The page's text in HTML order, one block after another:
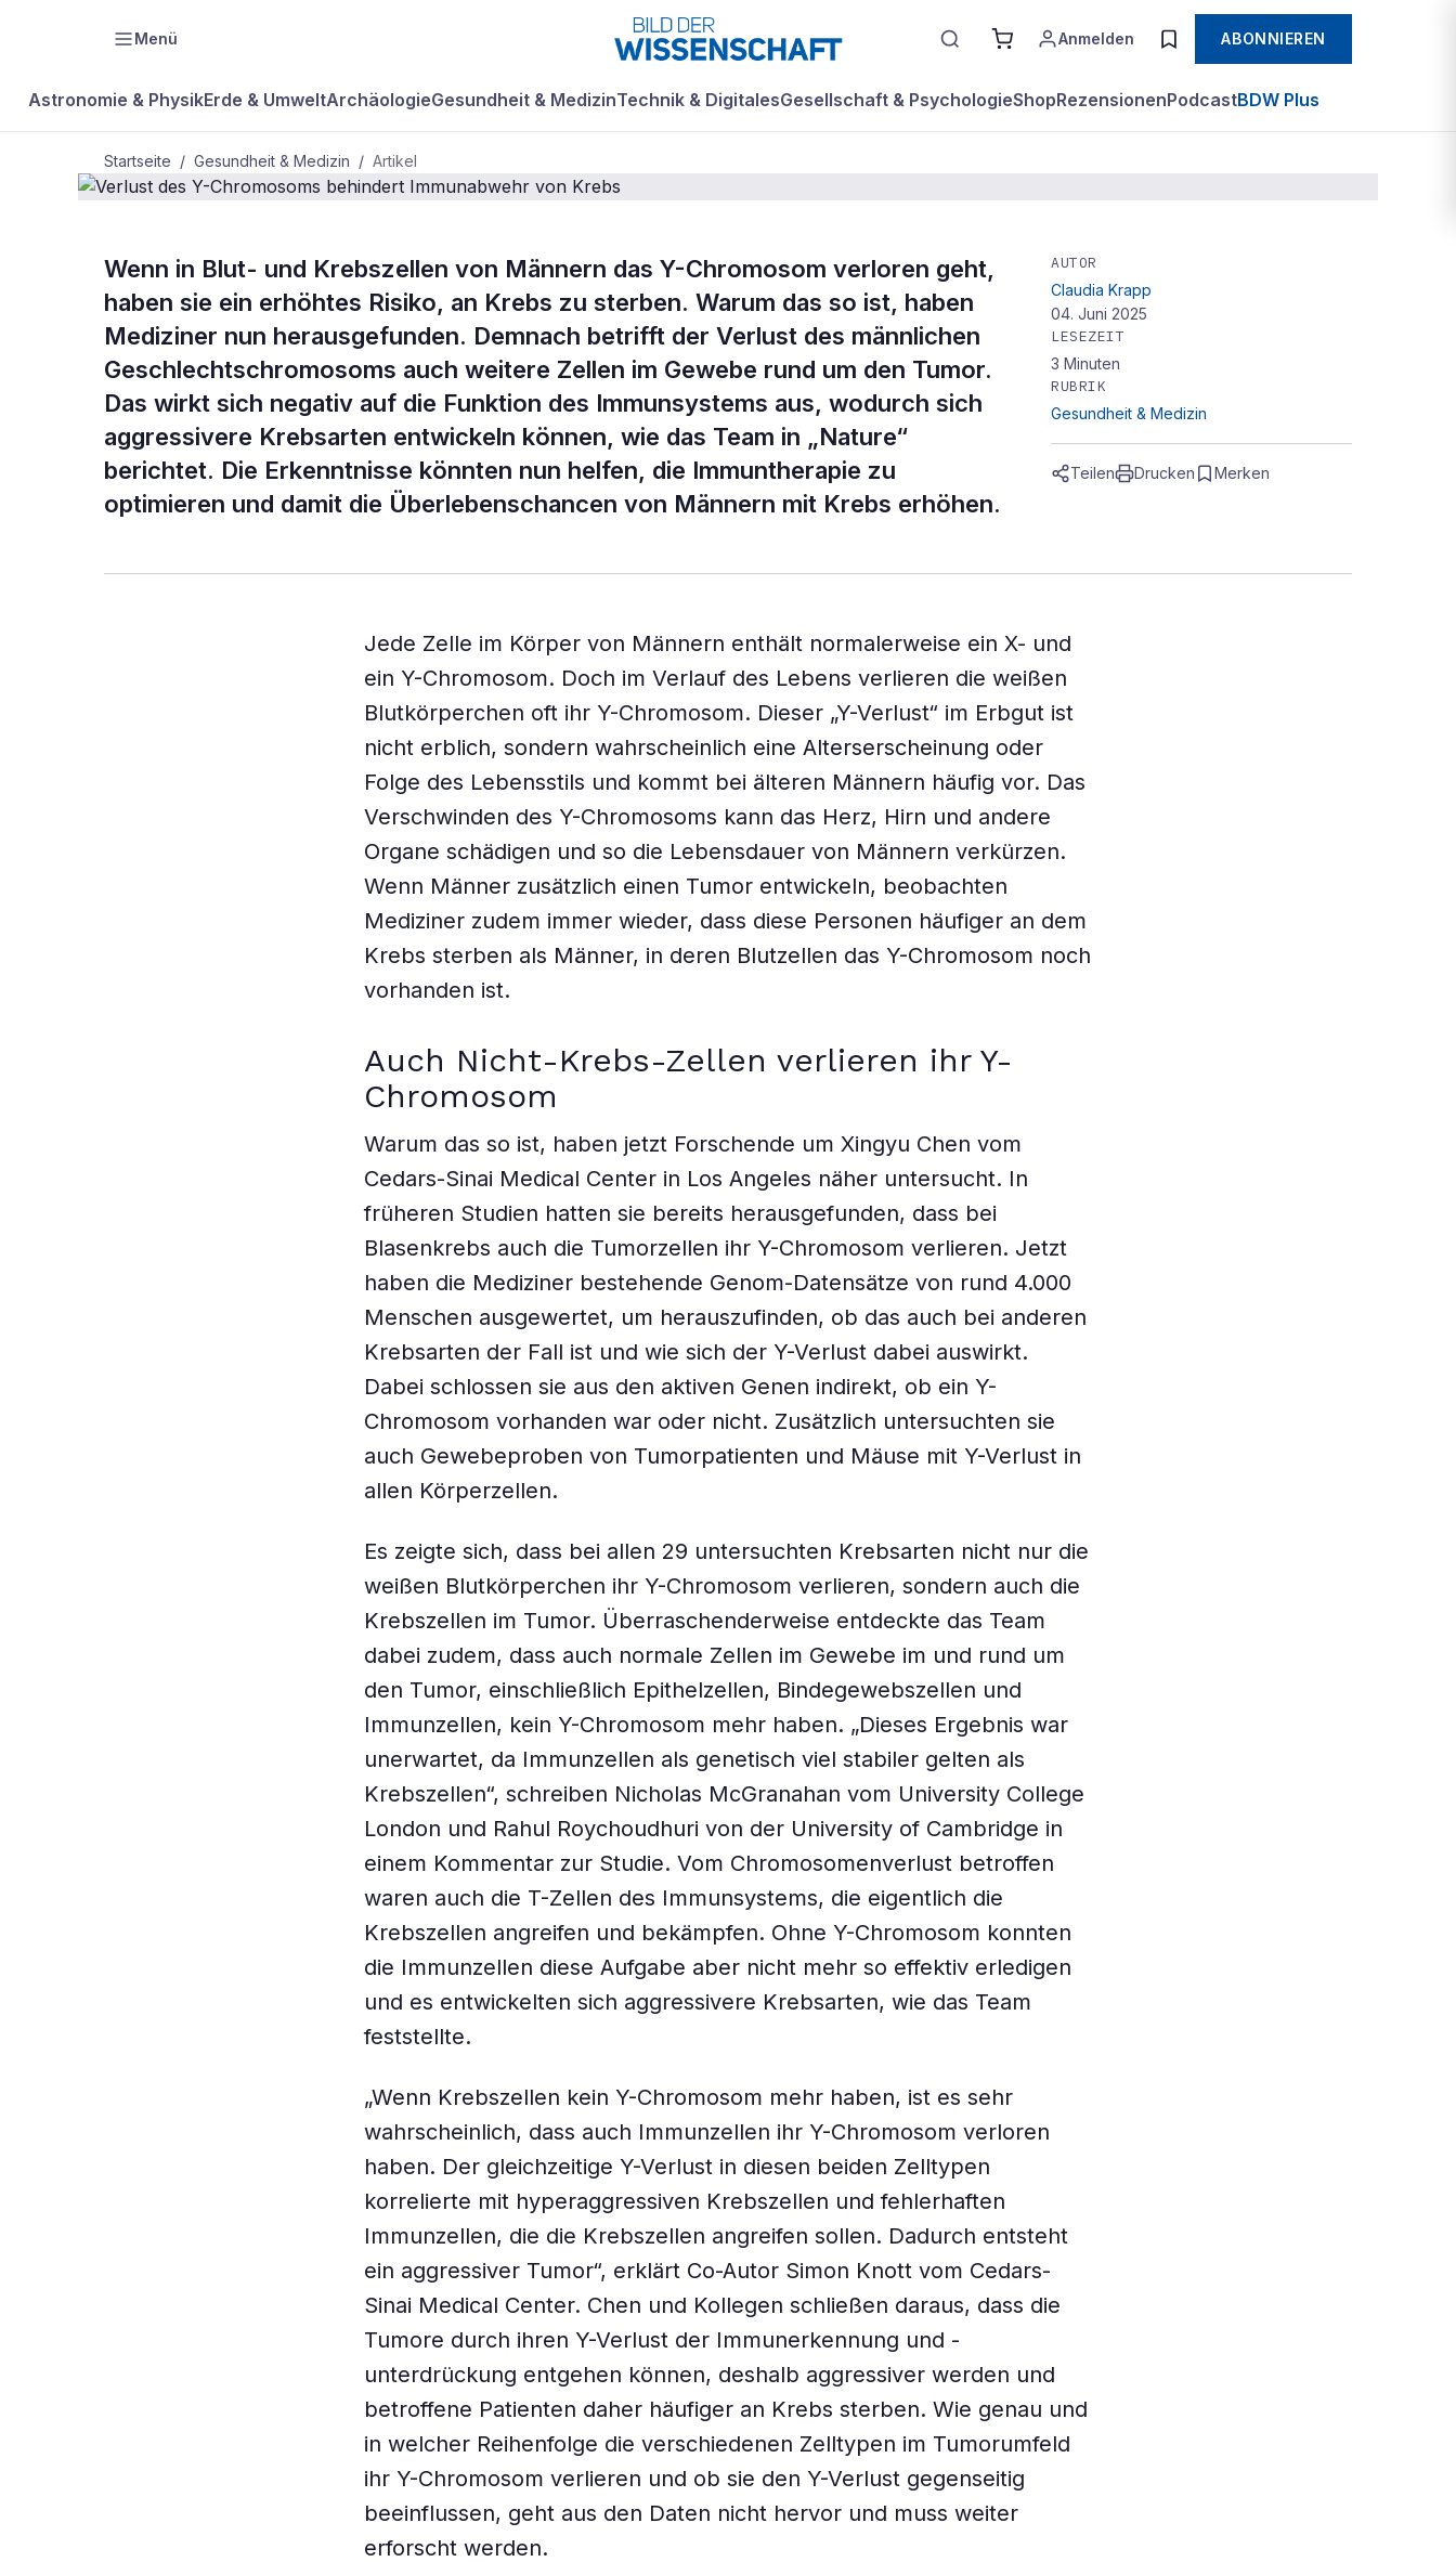
Menü Anmelden ABONNIEREN
Astronomie & PhysikErde & UmweltArchäologieGesundheit & MedizinTechnik & DigitalesGesellschaft & PsychologieShopRezensionenPodcastBDW Plus
Startseite / Gesundheit & Medizin / Artikel
GESUNDHEIT & MEDIZIN
Verlust des Y-Chromosoms
behindert Immunabwehr von
Krebs
Wenn in Blut- und Krebszellen von Männern das Y-Chromosom verloren geht,
haben sie ein erhöhtes Risiko, an Krebs zu sterben. Warum das so ist, haben
Mediziner nun herausgefunden. Demnach betrifft der Verlust des männlichen
Geschlechtschromosoms auch weitere Zellen im Gewebe rund um den Tumor.
Das wirkt sich negativ auf die Funktion des Immunsystems aus, wodurch sich
aggressivere Krebsarten entwickeln können, wie das Team in „Nature“
berichtet. Die Erkenntnisse könnten nun helfen, die Immuntherapie zu
optimieren und damit die Überlebenschancen von Männern mit Krebs erhöhen.
AUTOR
Claudia Krapp
04. Juni 2025
LESEZEIT
3 Minuten
RUBRIK
Gesundheit & Medizin
Teilen Drucken Merken
Jede Zelle im Körper von Männern enthält normalerweise ein X- und
ein Y-Chromosom. Doch im Verlauf des Lebens verlieren die weißen
Blutkörperchen oft ihr Y-Chromosom. Dieser „Y-Verlust“ im Erbgut ist
nicht erblich, sondern wahrscheinlich eine Alterserscheinung oder
Folge des Lebensstils und kommt bei älteren Männern häufig vor. Das
Verschwinden des Y-Chromosoms kann das Herz, Hirn und andere
Organe schädigen und so die Lebensdauer von Männern verkürzen.
Wenn Männer zusätzlich einen Tumor entwickeln, beobachten
Mediziner zudem immer wieder, dass diese Personen häufiger an dem
Krebs sterben als Männer, in deren Blutzellen das Y-Chromosom noch
vorhanden ist.
Auch Nicht-Krebs-Zellen verlieren ihr Y-
Chromosom
Warum das so ist, haben jetzt Forschende um Xingyu Chen vom
Cedars-Sinai Medical Center in Los Angeles näher untersucht. In
früheren Studien hatten sie bereits herausgefunden, dass bei
Blasenkrebs auch die Tumorzellen ihr Y-Chromosom verlieren. Jetzt
haben die Mediziner bestehende Genom-Datensätze von rund 4.000
Menschen ausgewertet, um herauszufinden, ob das auch bei anderen
Krebsarten der Fall ist und wie sich der Y-Verlust dabei auswirkt.
Dabei schlossen sie aus den aktiven Genen indirekt, ob ein Y-
Chromosom vorhanden war oder nicht. Zusätzlich untersuchten sie
auch Gewebeproben von Tumorpatienten und Mäuse mit Y-Verlust in
allen Körperzellen.
Es zeigte sich, dass bei allen 29 untersuchten Krebsarten nicht nur die
weißen Blutkörperchen ihr Y-Chromosom verlieren, sondern auch die
Krebszellen im Tumor. Überraschenderweise entdeckte das Team
dabei zudem, dass auch normale Zellen im Gewebe im und rund um
den Tumor, einschließlich Epithelzellen, Bindegewebszellen und
Immunzellen, kein Y-Chromosom mehr haben. „Dieses Ergebnis war
unerwartet, da Immunzellen als genetisch viel stabiler gelten als
Krebszellen“, schreiben Nicholas McGranahan vom University College
London und Rahul Roychoudhuri von der University of Cambridge in
einem Kommentar zur Studie. Vom Chromosomenverlust betroffen
waren auch die T-Zellen des Immunsystems, die eigentlich die
Krebszellen angreifen und bekämpfen. Ohne Y-Chromosom konnten
die Immunzellen diese Aufgabe aber nicht mehr so effektiv erledigen
und es entwickelten sich aggressivere Krebsarten, wie das Team
feststellte.
„Wenn Krebszellen kein Y-Chromosom mehr haben, ist es sehr
wahrscheinlich, dass auch Immunzellen ihr Y-Chromosom verloren
haben. Der gleichzeitige Y-Verlust in diesen beiden Zelltypen
korrelierte mit hyperaggressiven Krebszellen und fehlerhaften
Immunzellen, die die Krebszellen angreifen sollen. Dadurch entsteht
ein aggressiver Tumor“, erklärt Co-Autor Simon Knott vom Cedars-
Sinai Medical Center. Chen und Kollegen schließen daraus, dass die
Tumore durch ihren Y-Verlust der Immunerkennung und -
unterdrückung entgehen können, deshalb aggressiver werden und
betroffene Patienten daher häufiger an Krebs sterben. Wie genau und
in welcher Reihenfolge die verschiedenen Zelltypen im Tumorumfeld
ihr Y-Chromosom verlieren und ob sie den Y-Verlust gegenseitig
beeinflussen, geht aus den Daten nicht hervor und muss weiter
erforscht werden.